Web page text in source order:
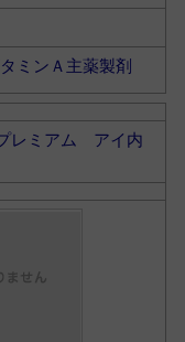
ミンＡ主薬製剤
レミアム アイ内